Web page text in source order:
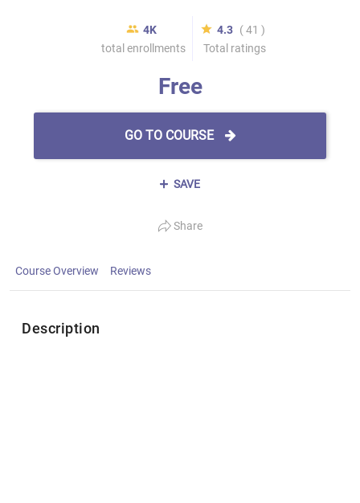
4K
total enrollments
4.3 ( 41 )
Total ratings
Free
GO TO COURSE
SAVE
Share
Course Overview Reviews
Description